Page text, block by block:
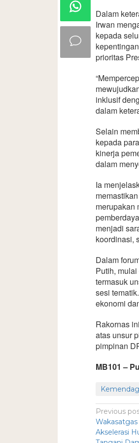
Dalam
Irwan
kepada
prioritas
inklusif
dalam
Selain
kepada
kinerja
dalam
Ia
merupakan
menjadi
koordinasi,
Dalam
Putih,
termasuk
sesi
ekonomi
Rakornas
atas unsur
pimpinan
MB101 –
Previous
Akselerasi